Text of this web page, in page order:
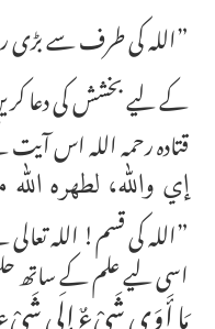
”اللہ کی طرف سے بڑی
کے لیے بخشش کی دعا
قتادہ رحمہ اللہ اس
إي والله، لطهره
”اللہ کی قسم! اللہ
اسی لیے علم کے ساتھ
مَا أَوَى شَيْءٌ إِلَى